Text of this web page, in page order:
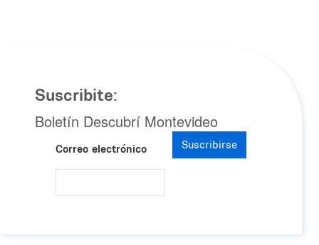
Suscribite:
Boletín Descubrí Montevideo
Correo electrónico Suscribirse